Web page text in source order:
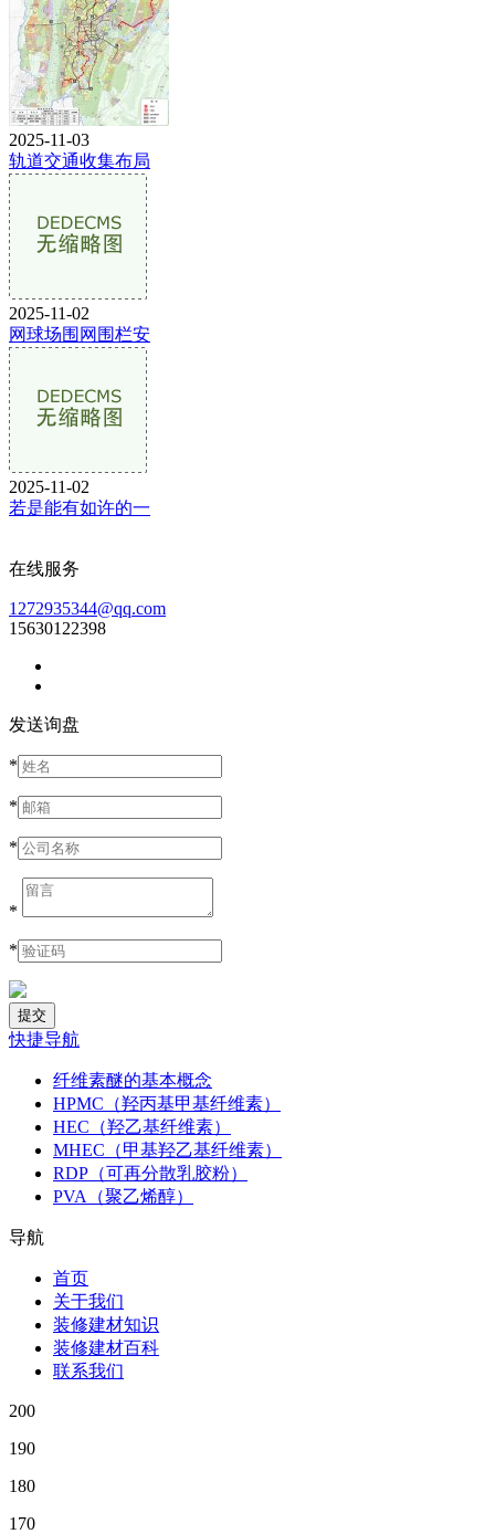
2025-11-03
轨道交通收集布局
2025-11-02
网球场围网围栏安
2025-11-02
若是能有如许的一
在线服务
1272935344@qq.com
15630122398
发送询盘
*
*
*
*
*
快捷导航
纤维素醚的基本概念
HPMC（羟丙基甲基纤维素）
HEC（羟乙基纤维素）
MHEC（甲基羟乙基纤维素）
RDP（可再分散乳胶粉）
PVA（聚乙烯醇）
导航
首页
关于我们
装修建材知识
装修建材百科
联系我们
200
190
180
170